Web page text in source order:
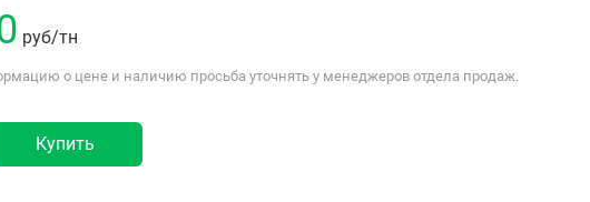
руб/тн
о цене и наличию просьба уточнять у менеджеров отдела продаж.
Купить